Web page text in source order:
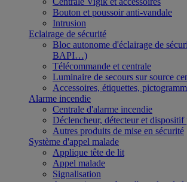
Bouton et poussoir anti-vandale
Intrusion
Eclairage de sécurité
Bloc autonome d'éclairage de
BAPI…)
Télécommande et centrale
Luminaire de secours sur source
Accessoires, étiquettes,
Alarme incendie
Centrale d'alarme incendie
Déclencheur, détecteur et
Autres produits de mise en sécurité
Système d'appel malade
Applique tête de lit
Appel malade
Signalisation